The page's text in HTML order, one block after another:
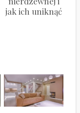
jak ich uniknąć